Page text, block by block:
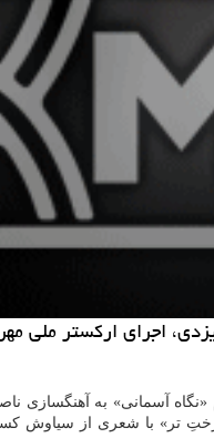
اجرای اركستر
تر» با شعری از سیاوش